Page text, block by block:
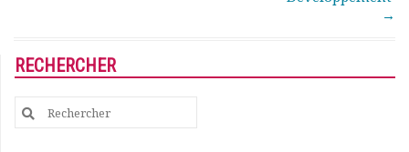
Podcast-AdP
Dîners débats
Journées d’études
Concours vidéo
→
RECHERCHER
Search
for: